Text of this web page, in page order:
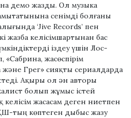
демо жазды. Ол музыка
сенімді болғаны
‘Jive Records’ пен
жазба келісімшартынан бас
іздеу үшін Лос-
жасөспірім
Грег» сияқты сериалдарда
Ақыры ол ән авторы
болып жұмыс істей
жасасам деген ниетпен
тың көптеген дыбыс жазу